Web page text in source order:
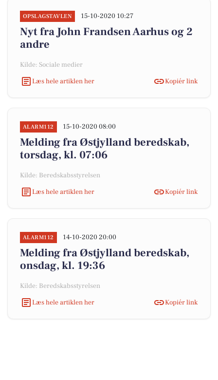
OPSLAGSTAVLEN 15-10-2020 10:27
Nyt fra John Frandsen Aarhus og 2
andre
Kilde: Sociale medier
Læs hele artiklen her
Kopiér link
ALARM112 15-10-2020 08:00
Melding fra Østjylland beredskab,
torsdag, kl. 07:06
Kilde: Beredskabsstyrelsen
Læs hele artiklen her
Kopiér link
ALARM112 14-10-2020 20:00
Melding fra Østjylland beredskab,
onsdag, kl. 19:36
Kilde: Beredskabsstyrelsen
Læs hele artiklen her
Kopiér link